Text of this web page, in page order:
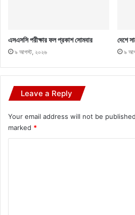
এসএসসি পরীক্ষার ফল প্রকাশ সোমবার
৯ আগস্ট, ২০২৬
দেশে
৯
Leave a Reply
Your email address will not be
marked *